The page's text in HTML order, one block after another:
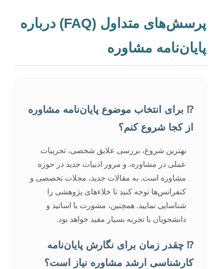
پرسش‌های متداول (FAQ) درباره
پایان‌نامه مشاوره
⁉️ برای انتخاب موضوع پایان‌نامه مشاوره
از کجا شروع کنم؟
بهترین شروع، بررسی علایق شخصی، تجربیات
عملی در مشاوره، و مرور ادبیات جدید در حوزه
مشاوره است. به مقالات جدید، مجلات تخصصی و
کنفرانس‌ها توجه کنید تا خلاءهای پژوهشی را
شناسایی نمایید. همچنین، مشورت با اساتید و
دانشجویان با تجربه بسیار مفید خواهد بود.
⁉️ چقدر زمان برای نگارش پایان‌نامه
کارشناسی ارشد مشاوره نیاز است؟